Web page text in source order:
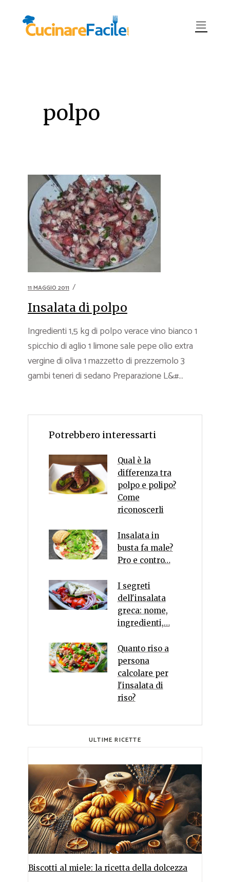
polpo
11 MAGGIO 2011
Insalata di polpo
Ingredienti 1,5 kg di polpo verace vino bianco 1
spicchio di aglio 1 limone sale pepe olio extra
vergine di oliva 1 mazzetto di prezzemolo 3
gambi teneri di sedano Preparazione L&#...
Potrebbero interessarti
Qual è la
differenza tra
polpo e polipo?
Come
riconoscerli
Insalata in
busta fa male?
Pro e contro…
I segreti
dell'insalata
greca: nome,
ingredienti,…
Quanto riso a
persona
calcolare per
l'insalata di
riso?
ULTIME RICETTE
Biscotti al miele: la ricetta della dolcezza